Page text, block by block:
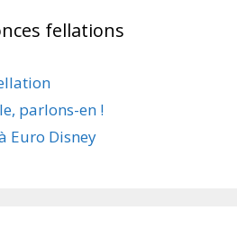
fellations
parlons-en !
Euro Disney